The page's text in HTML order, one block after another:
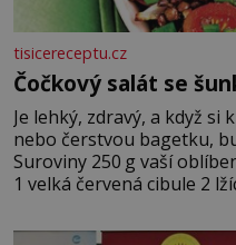
tisicereceptu.cz
Čočkový salát se
Je lehký, zdravý, a když si
nebo čerstvou bagetku,
Suroviny 250 g vaší oblíbené čočky 150 g cherry rajčátek
1 velká červená cibule 2